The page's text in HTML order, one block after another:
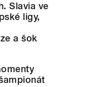
Slavia ve
ligy,
a šok